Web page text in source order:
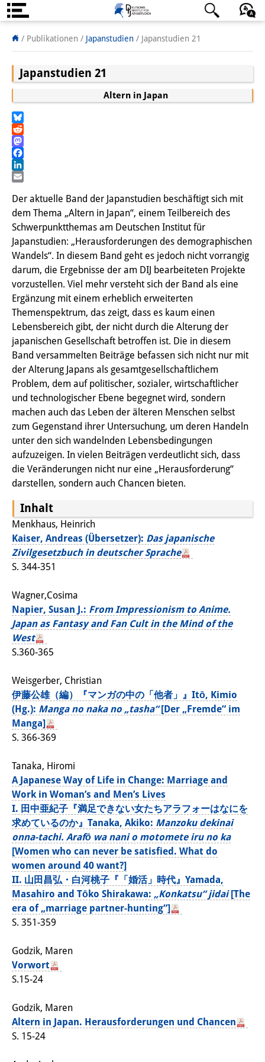
Über uns
Team
Forschungsservice
GastwissenschaftlerInnen
StipendiatInnen
PraktikantInnen
DIJ Alumni
Forschung
Forschungsüberblick
Forschungsfeld:
Nachhaltigkeit in Japan
Forschungsfeld:
Digitale Transformation
Forschungsfeld:
Knowledge Lab:
Wissensproduktion und
Wissensinfrastrukturen
Individuelle Projekte
Abgeschlossene Forschung
Events
DIJ Forum
DIJ Study Group
Thematische Vortragsreihen
Symposien und Konferenzen
Workshops
Sonstige Veranstaltungen
Publikationen
Publikationsübersicht
Contemporary Japan
DIJ Monographienreihe
DIJ Newsletter
DIJ Videos
Miscellanea
Podcasts
日本語 English
/ Publikationen / Japanstudien / Japanstudien 21
Japanstudien 21
Altern in Japan
Bluesky
Reddit
Mastodon
Facebook
LinkedIn
Der aktuelle Band der Japanstudien beschäftigt sich mit
dem Thema „Altern in Japan“, einem Teilbereich des
Schwerpunktthemas am Deutschen Institut für
Japanstudien: „Herausforderungen des demographischen
Wandels“. In diesem Band geht es jedoch nicht vorrangig
darum, die Ergebnisse der am DIJ bearbeiteten Projekte
vorzustellen. Viel mehr versteht sich der Band als eine
Ergänzung mit einem erheblich erweiterten
Themenspektrum, das zeigt, dass es kaum einen
Lebensbereich gibt, der nicht durch die Alterung der
japanischen Gesellschaft betroffen ist. Die in diesem
Band versammelten Beiträge befassen sich nicht nur mit
der Alterung Japans als gesamtgesellschaftlichem
Problem, dem auf politischer, sozialer, wirtschaftlicher
und technologischer Ebene begegnet wird, sondern
machen auch das Leben der älteren Menschen selbst
zum Gegenstand ihrer Untersuchung, um deren Handeln
unter den sich wandelnden Lebensbedingungen
aufzuzeigen. In vielen Beiträgen verdeutlicht sich, dass
die Veränderungen nicht nur eine „Herausforderung“
darstellen, sondern auch Chancen bieten.
Inhalt
Menkhaus, Heinrich
Kaiser, Andreas (Übersetzer): Das japanische
Zivilgesetzbuch in deutscher Sprache
S. 344-351
Wagner,Cosima
Napier, Susan J.: From Impressionism to Anime.
Japan as Fantasy and Fan Cult in the Mind of the
West
S.360-365
Weisgerber, Christian
伊藤公雄（編）『マンガの中の「他者」』Itō, Kimio
(Hg.): Manga no naka no „tasha“[Der „Fremde“ im
Manga]
S. 366-369
Tanaka, Hiromi
A Japanese Way of Life in Change: Marriage and
Work in Woman’s and Men’s Lives
I. 田中亜紀子『満足できない女たちアラフォーはなにを
求めているのか』Tanaka, Akiko: Manzoku dekinai
onna-tachi. Arafō wa nani o motomete iru no ka
[Women who can never be satisfied. What do
women around 40 want?]
II. 山田昌弘・白河桃子『「婚活」時代』Yamada,
Masahiro and Tōko Shirakawa: „Konkatsu“ jidai[The
era of „marriage partner-hunting“]
S. 351-359
Godzik, Maren
Vorwort
S.15-24
Godzik, Maren
Altern in Japan. Herausforderungen und Chancen
S. 15-24